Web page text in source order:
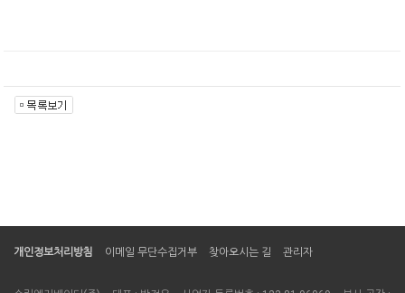
개인정보처리방침 이메일 무단수집거부 찾아오시는 길 관리자